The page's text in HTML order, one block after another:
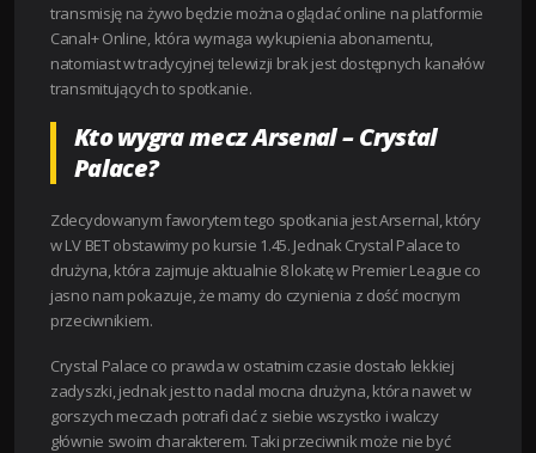
transmisję na żywo będzie można oglądać online na platformie
Canal+ Online, która wymaga wykupienia abonamentu,
natomiast w tradycyjnej telewizji brak jest dostępnych kanałów
transmitujących to spotkanie.​
Kto wygra mecz Arsenal – Crystal
Palace?
Zdecydowanym faworytem tego spotkania jest Arsernal, który
w LV BET obstawimy po kursie 1.45. Jednak Crystal Palace to
drużyna, która zajmuje aktualnie 8 lokatę w Premier League co
jasno nam pokazuje, że mamy do czynienia z dość mocnym
przeciwnikiem.
Crystal Palace co prawda w ostatnim czasie dostało lekkiej
zadyszki, jednak jest to nadal mocna drużyna, która nawet w
gorszych meczach potrafi dać z siebie wszystko i walczy
głównie swoim charakterem. Taki przeciwnik może nie być